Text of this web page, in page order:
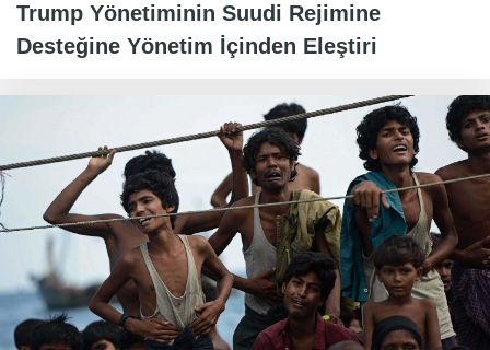
Trump Yönetiminin Suudi Rejimine
Desteğine Yönetim İçinden Eleştiri